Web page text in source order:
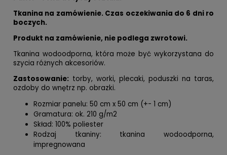
Tkanina na zamówienie. Czas oczekiwania do 6 dni ro
boczych.
Produkt na zamówienie, nie podlega zwrotowi.
Tkanina wodoodporna, która może być wykorzystana do
szycia różnych akcesoriów.
Zastosowanie: torby, worki, plecaki, poduszki na taras,
ozdoby do wnętrz np. obrazki.
Rozmiar panelu: 50 cm x 50 cm (+- 1 cm)
Gramatura: ok. 210 g/m2
Skład: 100% poliester
Rodzaj tkaniny: tkanina wodoodporna,
impregnowana